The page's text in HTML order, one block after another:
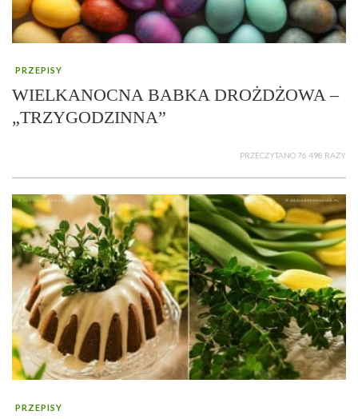
PRZEPISY
WIELKANOCNA BABKA DROŻDŻOWA –
„TRZYGODZINNA”
PRZECZYTANO 76 498 RAZY
PRZEPISY